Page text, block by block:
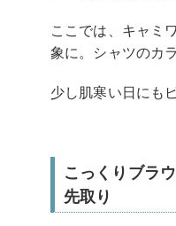
ここでは、キャミ
象に。シャツのカ
少し肌寒い日にも
こっくりブラ
先取り